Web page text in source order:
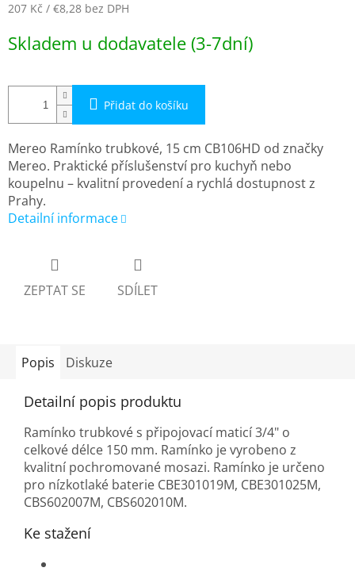
207 Kč / €8,28 bez DPH
cena:
Skladem u dodavatele (3-7dní)
Přidat do košíku
Mereo Ramínko trubkové, 15 cm CB106HD od značky
Mereo. Praktické příslušenství pro kuchyň nebo
koupelnu – kvalitní provedení a rychlá dostupnost z
Prahy.
Detailní informace
ZEPTAT SE SDÍLET
Popis Diskuze
Detailní popis produktu
Ramínko trubkové s připojovací maticí 3/4" o
celkové délce 150 mm. Ramínko je vyrobeno z
kvalitní pochromované mosazi. Ramínko je určeno
pro nízkotlaké baterie CBE301019M, CBE301025M,
CBS602007M, CBS602010M.
Ke stažení